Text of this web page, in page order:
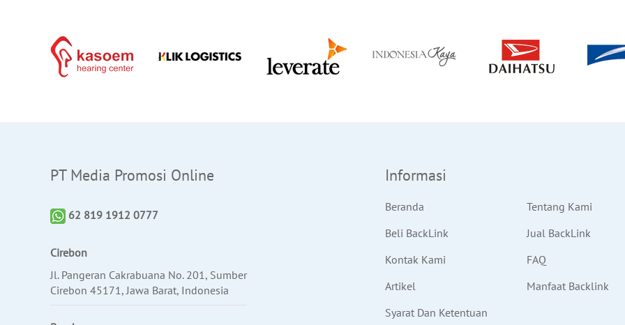
PT Media Promosi Online
62 819 1912 0777
Cirebon
Jl. Pangeran Cakrabuana No. 201, Sumber
Cirebon 45171, Jawa Barat, Indonesia
Informasi
Beranda
Tentang Kami
Beli BackLink
Jual BackLink
Kontak Kami
FAQ
Artikel
Manfaat Backlink
Syarat Dan Ketentuan